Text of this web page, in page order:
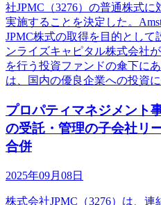
社JPMC（3276）の普通株式
実施することを決定した。
JPMC株式の取得を目的とし
ンライズキャピタル株式会社
を行う投資ファンドの傘下に
は、国内の優良企業への投資
プロパティマネジメント
の受託・管理の子会社リ
合併
2025年09月08日
株式会社JPMC（3276）は、